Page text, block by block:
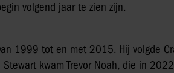
volgend jaar te zien zijn.
1999 tot en met 2015. Hij volgde
kwam Trevor Noah, die in